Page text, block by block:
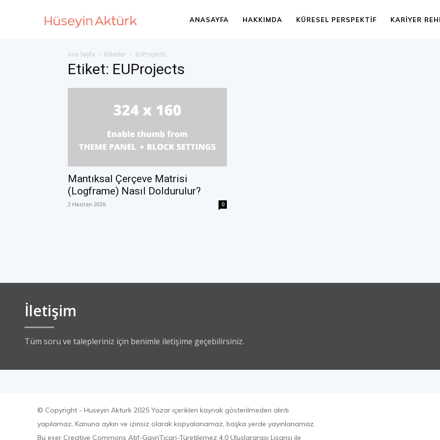
Akturk
International
Development
ANASAYFA HAKKIMDA KÜRESEL PERSPEKTIF KARIYER
Ana Sayfa Etiketler EUProjects
Etiket: EUProjects
Mantıksal Çerçeve Matrisi
(Logframe) Nasıl Doldurulur?
2 Haziran 2026 0
İletişim
Tüm soru ve talepleriniz için benimle iletişime geçebilirsiniz.
© Copyright - Huseyin Akturk 2025 Yazar içerikleri kaynak gösterilmeden alıntı
yapılamaz, Kanuna aykırı ve izinsiz olarak kopyalanamaz, başka yerde yayınlanamaz.
Bu eser Creative Commons Atıf-GayriTicari-Türetilemez 4.0 Uluslararası Lisansı ile